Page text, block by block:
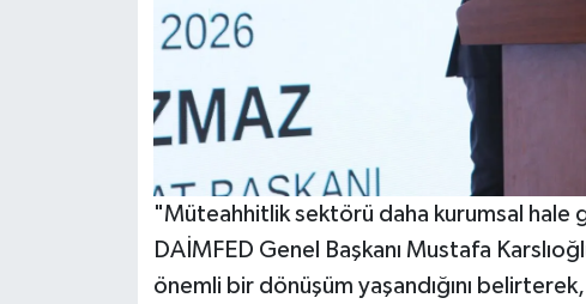
"Müteahhitlik sektörü daha kurumsal hale
DAİMFED Genel Başkanı Mustafa
önemli bir dönüşüm yaşandığını